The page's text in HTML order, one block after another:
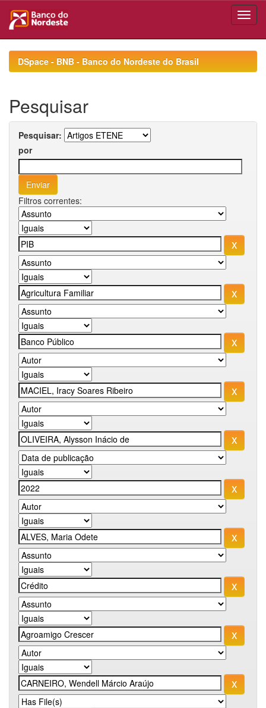
navigationDSpace - BNB - Banco do Nordeste do Brasil
Pesquisar
Pesquisar:
por
Filtros correntes: